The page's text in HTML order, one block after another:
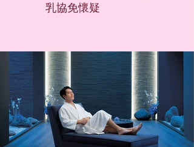
​乳協免懷疑